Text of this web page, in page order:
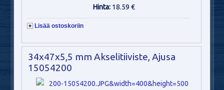
Hinta: 18.59 €
Lisää ostoskoriin
34x47x5,5 mm Akselitiiviste, Ajusa
15054200